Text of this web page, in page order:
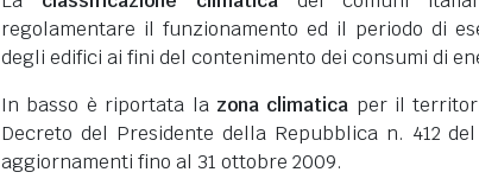
regolamentare il funzionamento ed il periodo di
degli edifici ai fini del contenimento dei consumi di
In basso è riportata la zona climatica per il
Decreto del Presidente della Repubblica n. 412
aggiornamenti fino al 31 ottobre 2009.